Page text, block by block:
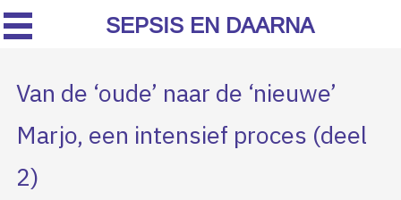
Van de ‘oude’ naar de ‘nieuwe’
Marjo, een intensief proces (deel
2)
SEPSIS EN DAARNA